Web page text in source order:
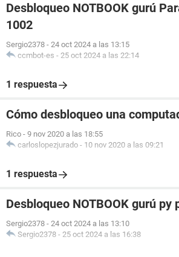
Desbloqueo NOTBOOK gurú
1002
Sergio2378 - 24 oct 2024 a las 13:15
ccmbot-es - 25 oct 2024 a las 22:14
1 respuesta
Cómo desbloqueo una
Rico - 9 nov 2020 a las 18:55
carloslopezjurado - 10 nov 2020 a las 09:21
1 respuesta
Desbloqueo NOTBOOK gurú py
Sergio2378 - 24 oct 2024 a las 13:10
Sergio2378 - 25 oct 2024 a las 16:38